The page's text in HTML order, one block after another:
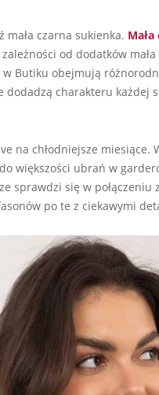
czarna sukienka.
od dodatków
Butiku obejmują
charakteru każdej
na chłodniejsze
większości ubrań w
sprawdzi się w
po te z ciekawymi